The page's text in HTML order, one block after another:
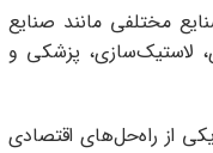
مختلفی مانند صنایع
لاستیک‌سازی، پزشکی و
از راه‌حل‌های اقتصادی